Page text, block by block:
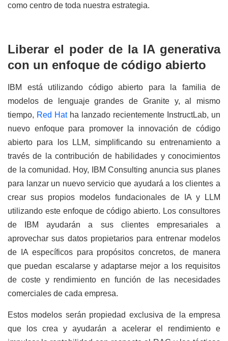
como centro de toda nuestra estrategia.
Liberar el poder de la IA generativa
con un enfoque de código abierto
IBM está utilizando código abierto para la familia de
modelos de lenguaje grandes de Granite y, al mismo
tiempo, Red Hatha lanzado recientemente InstructLab, un
nuevo enfoque para promover la innovación de código
abierto para los LLM, simplificando su entrenamiento a
través de la contribución de habilidades y conocimientos
de la comunidad. Hoy, IBM Consulting anuncia sus planes
para lanzar un nuevo servicio que ayudará a los clientes a
crear sus propios modelos fundacionales de IA y LLM
utilizando este enfoque de código abierto. Los consultores
de IBM ayudarán a sus clientes empresariales a
aprovechar sus datos propietarios para entrenar modelos
de IA específicos para propósitos concretos, de manera
que puedan escalarse y adaptarse mejor a los requisitos
de coste y rendimiento en función de las necesidades
comerciales de cada empresa.
Estos modelos serán propiedad exclusiva de la empresa
que los crea y ayudarán a acelerar el rendimiento e